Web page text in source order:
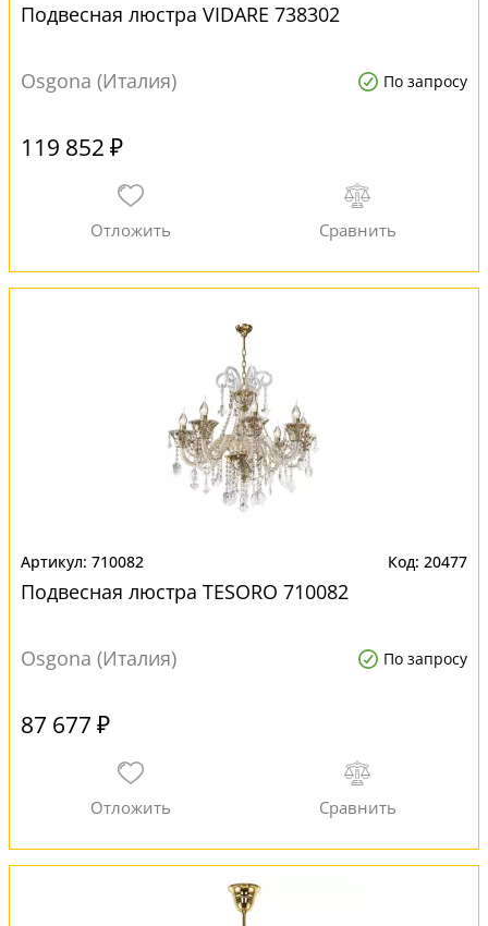
Подвесная люстра VIDARE 738302
Osgona (Италия) По запросу
119 852 ₽
710082 20477
Подвесная люстра TESORO 710082
Osgona (Италия) По запросу
87 677 ₽